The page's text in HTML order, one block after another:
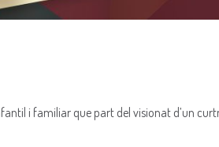
i familiar que part del visionat d’un